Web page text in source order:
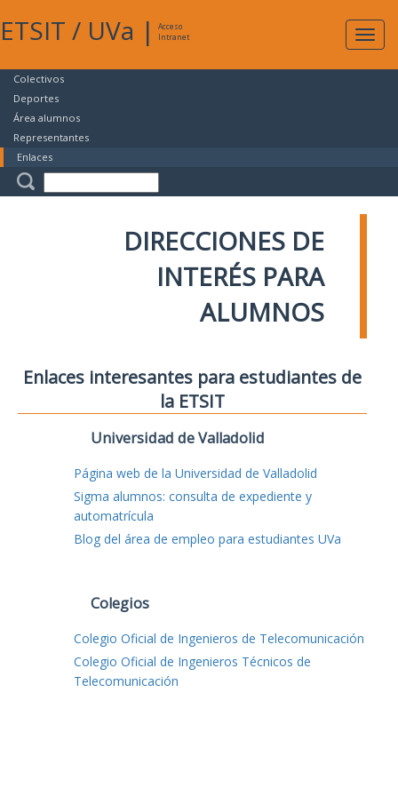
ETSIT / UVa |
Acceso
Intranet
Colectivos
Deportes
Área alumnos
Representantes
Enlaces
DIRECCIONES DE
INTERÉS PARA
ALUMNOS
Enlaces interesantes para estudiantes de
la ETSIT
Universidad de Valladolid
Página web de la Universidad de Valladolid
Sigma alumnos: consulta de expediente y
automatrícula
Blog del área de empleo para estudiantes UVa
Colegios
Colegio Oficial de Ingenieros de Telecomunicación
Colegio Oficial de Ingenieros Técnicos de
Telecomunicación